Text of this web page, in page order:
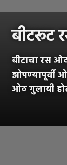
बीटरूट
बीटाचा रस
झोपण्यापूर्वी
ओठ गुलाबी